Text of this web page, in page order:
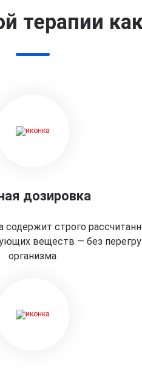
терапии
дозировка
содержит строго
веществ — без
организма